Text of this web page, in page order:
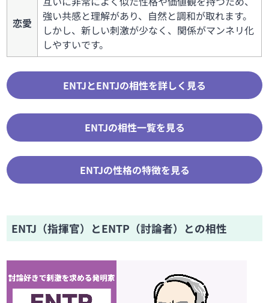
恋愛
強い共感と理解があり、自然と調和が取れます。
しかし、新しい刺激が少なく、関係がマンネリ化
しやすいです。
ENTJとENTJの相性を詳しく見る
ENTJの相性一覧を見る
ENTJの性格の特徴を見る
ENTJ（指揮官）とENTP（討論者）との相性